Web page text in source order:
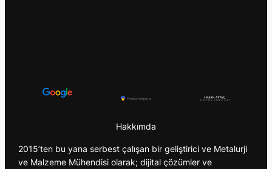
Hakkımda
2015’ten bu yana serbest çalışan bir geliştirici ve Metalurji
ve Malzeme Mühendisi olarak; dijital çözümler ve